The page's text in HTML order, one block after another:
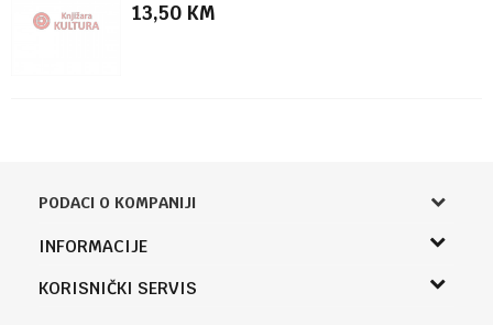
13,50 KM
PODACI O KOMPANIJI
Knjižara Kultura
Knjaza Miloša 3A
INFORMACIJE
O nama
KORISNIČKI SERVIS